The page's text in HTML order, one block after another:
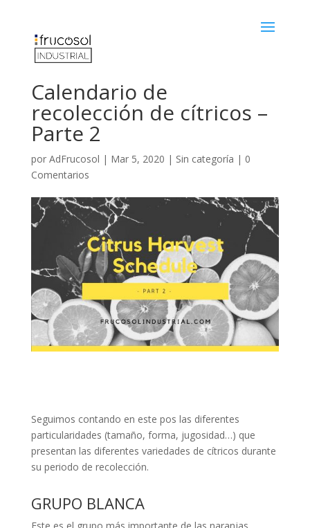
Calendario de
recolección de cítricos –
Parte 2
por AdFrucosol | Mar 5, 2020 | Sin categoría | 0
Comentarios
Seguimos contando en este pos las diferentes
particularidades (tamaño, forma, jugosidad…) que
presentan las diferentes variedades de cítricos durante
su periodo de recolección.
​GRUPO BLANCA